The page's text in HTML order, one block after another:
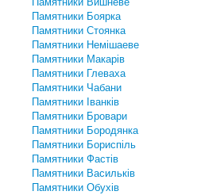
Памятники Боярка
Памятники Стоянка
Памятники Немішаеве
Памятники Макарів
Памятники Глеваха
Памятники Чабани
Памятники Іванків
Памятники Бровари
Памятники Бородянка
Памятники Бориспіль
Памятники Фастів
Памятники Васильків
Памятники Обухів